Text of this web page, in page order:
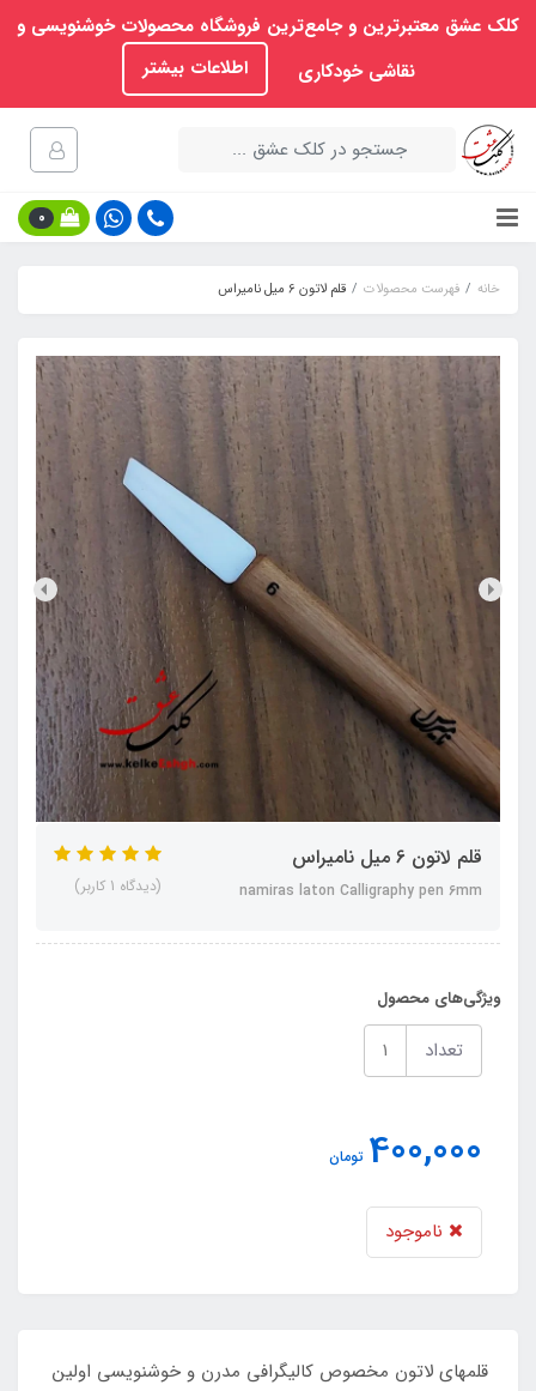
کلک عشق معتبرترین و جامع‌ترین فروشگاه محصولات خوشنویسی و
نقاشی خودکاری
اطلاعات بیشتر
0
خانه فهرست محصولات قلم لاتون 6 میل نامیراس
قلم لاتون 6 میل نامیراس
namiras laton Calligraphy pen 6mm (دیدگاه 1 کاربر)
ویژگی‌های محصول
تعداد
400,000 تومان
ناموجود
قلمهای لاتون مخصوص کالیگرافی مدرن و خوشنویسی اولین